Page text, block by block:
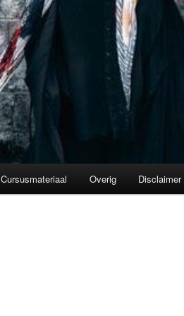
Cursusmateriaal Overig Disclaimer